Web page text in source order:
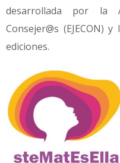
desarrollada por la
Consejer@s (EJECON)
ediciones.